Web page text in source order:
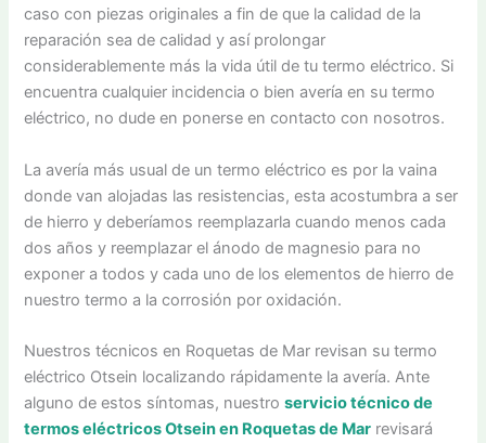
caso con piezas originales a fin de que la calidad de la
reparación sea de calidad y así prolongar
considerablemente más la vida útil de tu termo eléctrico. Si
encuentra cualquier incidencia o bien avería en su termo
eléctrico, no dude en ponerse en contacto con nosotros.
La avería más usual de un termo eléctrico es por la vaina
donde van alojadas las resistencias, esta acostumbra a ser
de hierro y deberíamos reemplazarla cuando menos cada
dos años y reemplazar el ánodo de magnesio para no
exponer a todos y cada uno de los elementos de hierro de
nuestro termo a la corrosión por oxidación.
Nuestros técnicos en Roquetas de Mar revisan su termo
eléctrico Otsein localizando rápidamente la avería. Ante
alguno de estos síntomas, nuestroservicio técnico de
termos eléctricos Otsein en Roquetas de Mar revisará